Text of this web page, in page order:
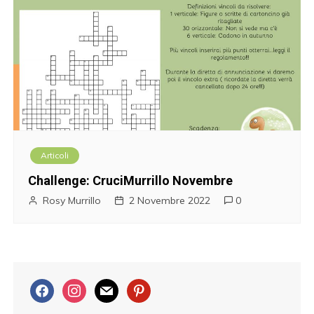
Articoli
Challenge: CruciMurrillo Novembre
Rosy Murrillo 2 Novembre 2022 0
f
a
i
n
m
a
p